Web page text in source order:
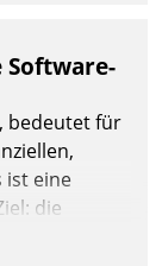
Software-
bedeutet für
ist eine
die
Damit